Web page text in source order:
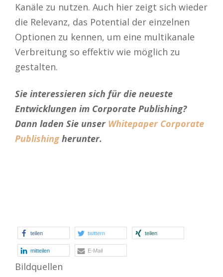
Kanäle zu nutzen. Auch hier zeigt sich wieder
die Relevanz, das Potential der einzelnen
Optionen zu kennen, um eine multikanale
Verbreitung so effektiv wie möglich zu
gestalten.
Sie interessieren sich für die neueste
Entwicklungen im Corporate Publishing?
Dann laden Sie unser Whitepaper Corporate
Publishingherunter.
teilen twittern teilen
mitteilen E-Mail
Bildquellen